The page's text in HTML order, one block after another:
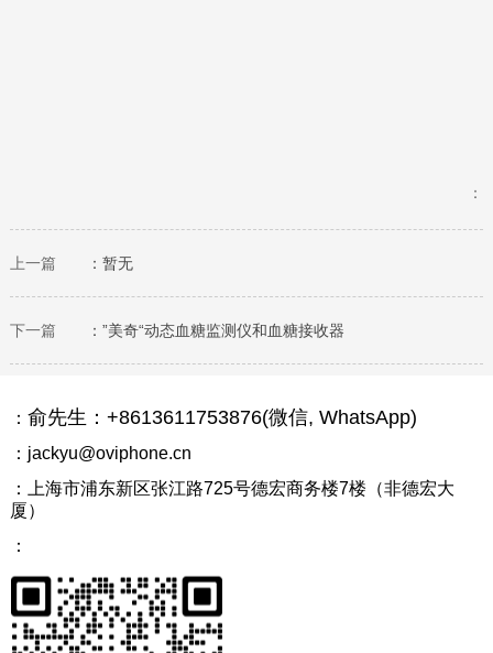
：
上一篇 ：暂无
下一篇 ：”美奇“动态血糖监测仪和血糖接收器
： 俞先生：+8613611753876(微信, WhatsApp)
：jackyu@oviphone.cn
：上海市浦东新区张江路725号德宏商务楼7楼（非德宏大
厦）
：